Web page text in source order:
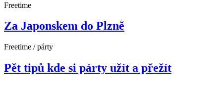
Freetime
Za Japonskem do Plzně
Freetime / párty
Pět tipů kde si párty užít a přežít